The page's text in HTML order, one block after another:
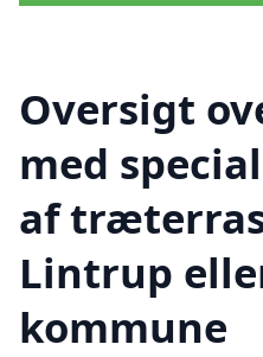
Oversigt
med
af
Lintrup
kommune